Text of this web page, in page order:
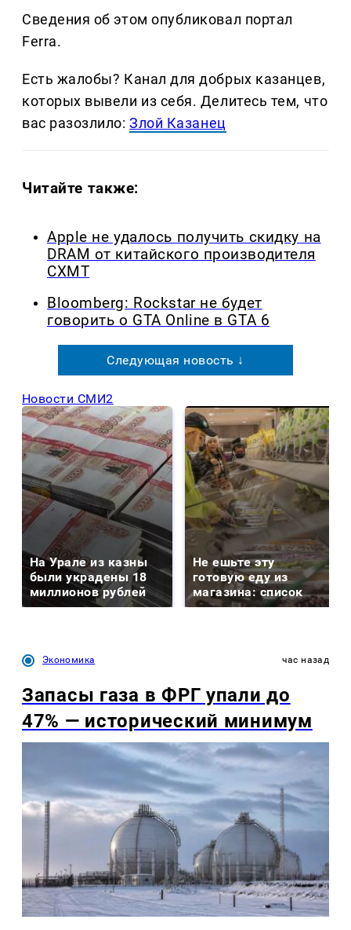
Сведения об этом опубликовал портал
Ferra.
Есть жалобы? Канал для добрых казанцев,
которых вывели из себя. Делитеcь тем, что
вас разозлило:Злой Казанец
Читайте также:
Apple не удалось получить скидку на
DRAM от китайского производителя
CXMT
Bloomberg: Rockstar не будет
говорить о GTA Online в GTA 6
Следующая новость ↓
Новости СМИ2
На Урале из казны
были украдены 18
миллионов рублей
Не ешьте эту
готовую еду из
магазина: список
Экономика час назад
Запасы газа в ФРГ упали до
47% — исторический минимум